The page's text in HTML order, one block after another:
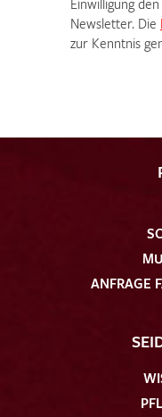
Newsletter. Die
zur Kenntnis
ANFRAGE